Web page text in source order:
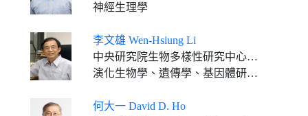
神經生理學
李文雄 Wen-Hsiung Li
中央研究院生物多樣性研究中心特聘研究員
演化生物學、遺傳學、基因體研究、生物資訊
何大一 David D. Ho